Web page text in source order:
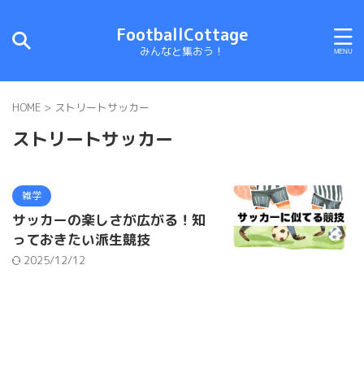
FootballCottage
みんなと集おう！
HOME > ストリートサッカー
ストリートサッカー
雑学
サッカーの楽しさが広がる！知
っておきたい派生競技
2025/12/12